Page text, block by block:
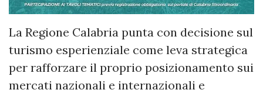
La Regione Calabria punta con decisione sul
turismo esperienziale come leva strategica
per rafforzare il proprio posizionamento sui
mercati nazionali e internazionali e